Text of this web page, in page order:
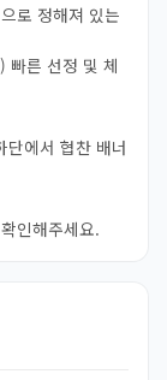
로 정해져 있는
빠른 선정 및 체
에서 협찬 배너
인해주세요.